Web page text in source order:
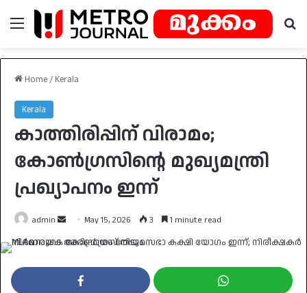
Menu
Home / Kerala
Kerala
കാത്തിരിപ്പിന് വിരാമം;
കോൺഗ്രസിന്റെ മുഖ്യമന്ത്രി
പ്രഖ്യാപനം ഇന്ന്
admin
Send May 15, 2026 3 1 minute read